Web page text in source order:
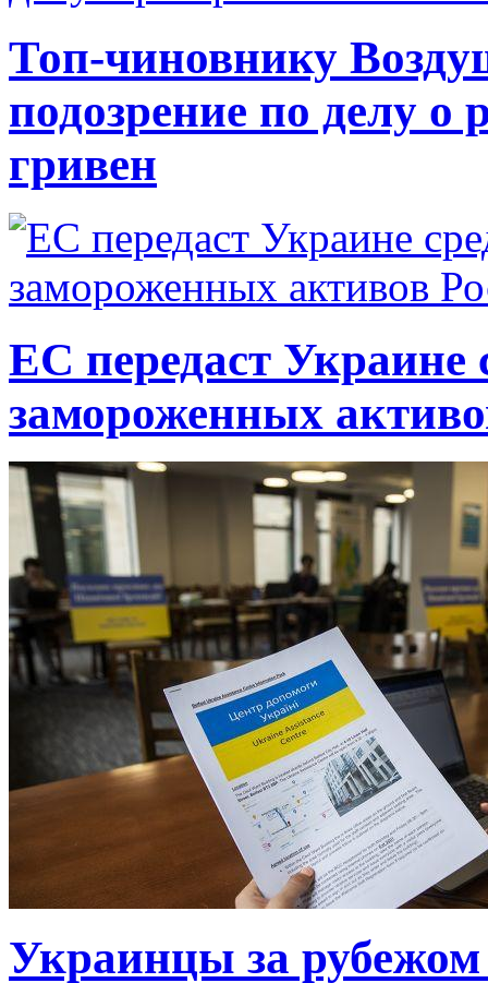
Топ-чиновнику
подозрение по делу о
гривен
ЕС передаст Украине
замороженных
Украинцы за рубежом